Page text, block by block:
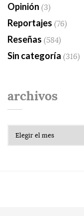
Opinión (3)
Reportajes (76)
Reseñas (584)
Sin categoría (316)
archivos